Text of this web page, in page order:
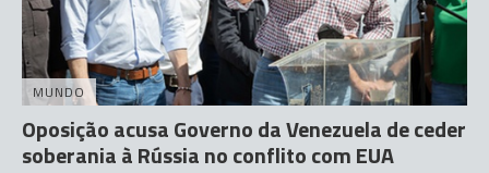
MUNDO
Oposição acusa Governo da Venezuela de ceder
soberania à Rússia no conflito com EUA